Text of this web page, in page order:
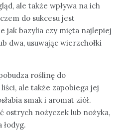
ale także wpływa na ich
do sukcesu jest
jak bazylia czy mięta najlepiej
dwa, usuwając wierzchołki
roślinę do
ale także zapobiega jej
smak i aromat ziół.
ostrych nożyczek lub nożyka,